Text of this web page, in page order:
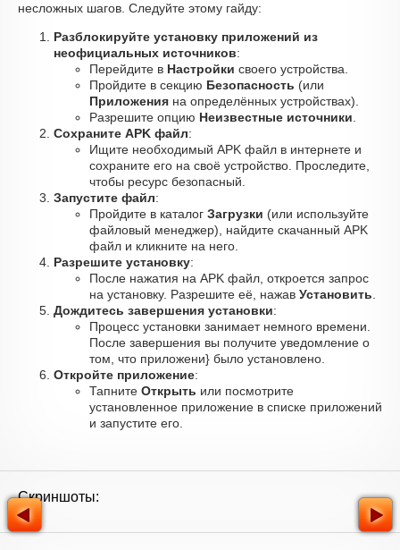
несложных шагов. Следуйте этому гайду:
Разблокируйте установку приложений из
неофициальных источников:
Перейдите в Настройки своего устройства.
Пройдите в секцию Безопасность (или
Приложения на определённых устройствах).
Разрешите опцию Неизвестные источники
Сохраните APK файл:
Ищите необходимый APK файл в интернете и
сохраните его на своё устройство. Проследите,
чтобы ресурс безопасный.
Запустите файл:
Пройдите в каталог Загрузки (или используйте
файловый менеджер), найдите скачанный APK
файл и кликните на него.
Разрешите установку:
После нажатия на APK файл, откроется запрос
на установку. Разрешите её, нажав Установить
Дождитесь завершения установки:
Процесс установки занимает немного времени.
После завершения вы получите уведомление о
том, что приложени} было установлено.
Откройте приложение:
Тапните Открыть или посмотрите
установленное приложение в списке приложений
и запустите его.
Скриншоты: